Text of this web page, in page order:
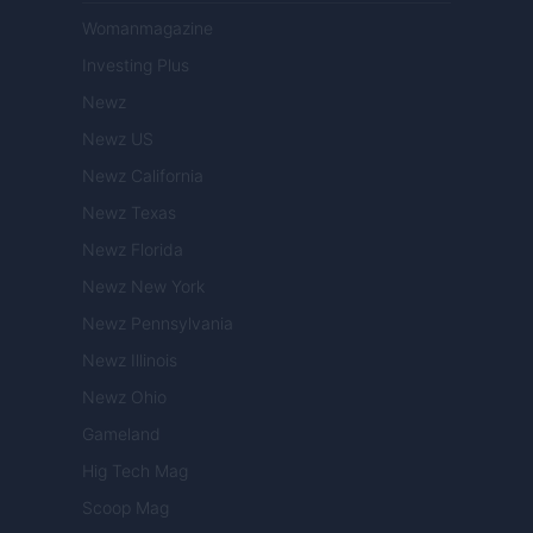
Womanmagazine
Investing Plus
Newz
Newz US
Newz California
Newz Texas
Newz Florida
Newz New York
Newz Pennsylvania
Newz Illinois
Newz Ohio
Gameland
Hig Tech Mag
Scoop Mag